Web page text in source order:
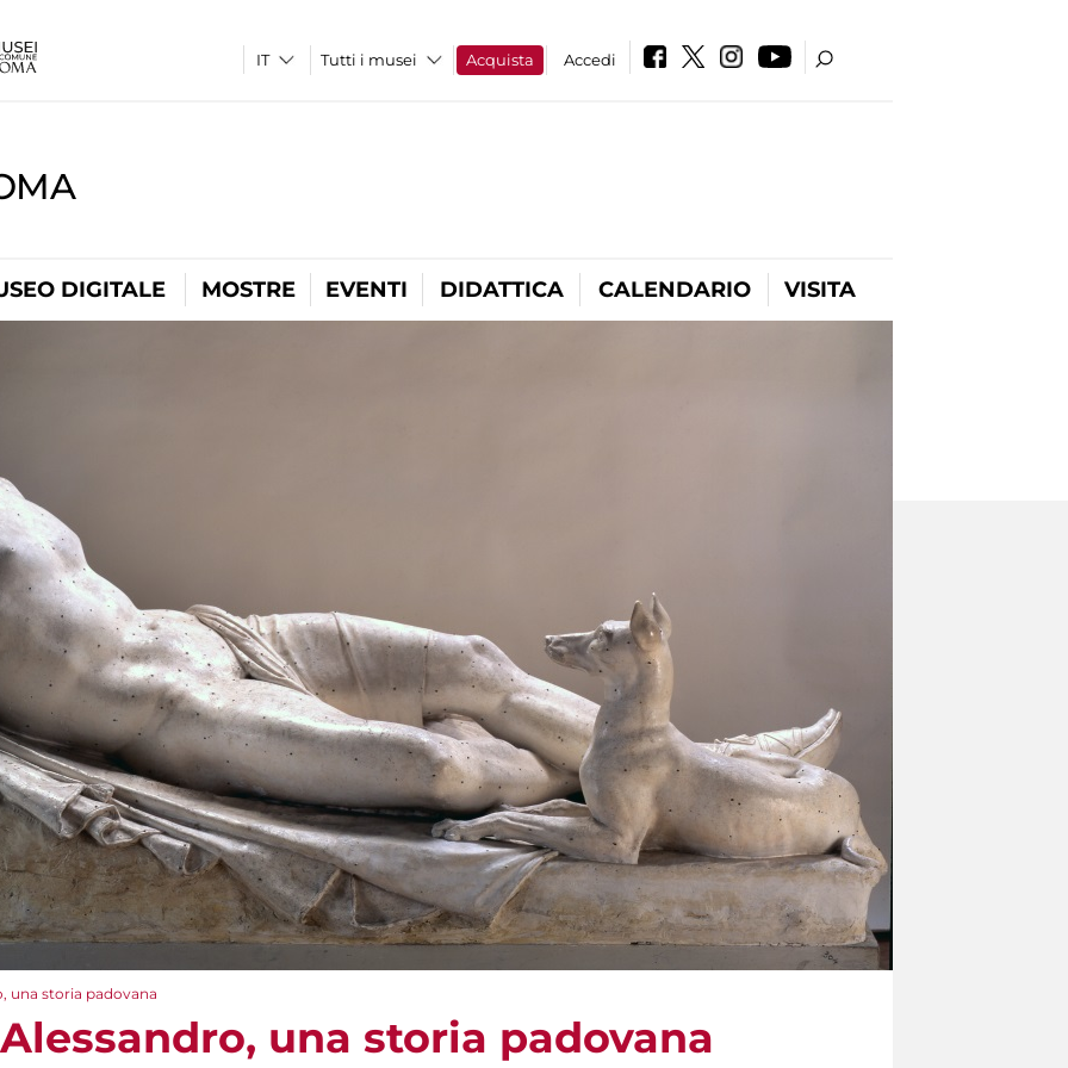
Tutti i musei Acquista Accedi
DIGITALE MOSTRE EVENTI DIDATTICA CALENDARIO VISITA
una storia padovana
una storia padovana